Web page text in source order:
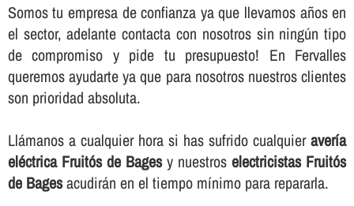
Somos tu empresa de confianza ya que llevamos años en
el sector, adelante contacta con nosotros sin ningún tipo
de compromiso y pide tu presupuesto! En Fervalles
queremos ayudarte ya que para nosotros nuestros clientes
son prioridad absoluta.
Llámanos a cualquier hora si has sufrido cualquieraverí­a
eléctrica Fruitós de Bagesy nuestroselectricistas Fruitós
de Bagesacudirán en el tiempo mí­nimo para repararla.